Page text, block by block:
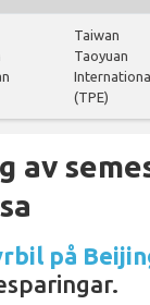
Taiwan
Taoyuan
(TPE)
av
på